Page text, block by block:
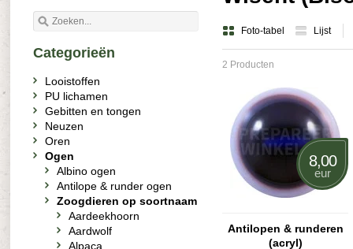
Foto-tabel Lijst
2 Producten
8,00
eur
Antilopen & runderen
(acryl)
Categorieën
Looistoffen
PU lichamen
Gebitten en tongen
Neuzen
Oren
Ogen
Albino ogen
Antilope & runder ogen
Zoogdieren op soortnaam
Aardeekhoorn
Aardwolf
Alpaca